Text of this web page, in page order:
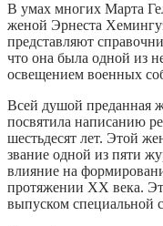
В умах многих Марта
женой Эрнеста
представляют
что она была одной из
освещением военных
Всей душой преданная
посвятила написанию
шестьдесят лет. Этой
звание одной из пяти
влияние на
протяжении XX века.
выпуском специальной